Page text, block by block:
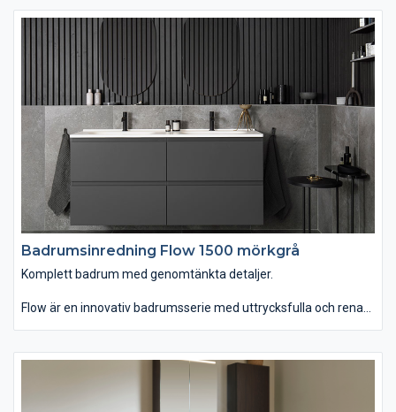
ett lite annorlunda uttryck kan du istället välja det
seminedfällda tvättstället Zone i oval eller rund form. Till det
kommer alla förvaringslösningar du kan önska. Passar dig som
vill ha ett komplett badrum med omsorgsfullt genomtänkta
Badrumsinredning Flow 1500 mörkgrå
Komplett badrum med genomtänkta detaljer.
Flow är en innovativ badrumsserie med uttrycksfulla och rena
ett lite annorlunda uttryck kan du istället välja det